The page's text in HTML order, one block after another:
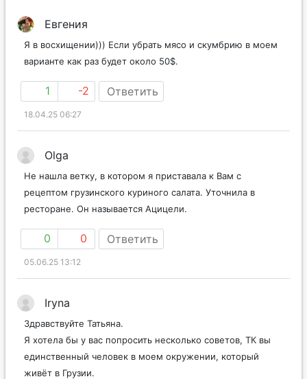
Евгения
Я в восхищении))) Если убрать мясо и скумбрию в моем
варианте как раз будет около 50$.
1 -2 Ответить
18.04.25 06:27
Olga
Не нашла ветку, в котором я приставала к Вам с
рецептом грузинского куриного салата. Уточнила в
ресторане. Он называется Ацицели.
0 0 Ответить
05.06.25 13:12
Iryna
Здравствуйте Татьяна.
Я хотела бы у вас попросить несколько советов, ТК вы
единственный человек в моем окружении, который
живёт в Грузии.